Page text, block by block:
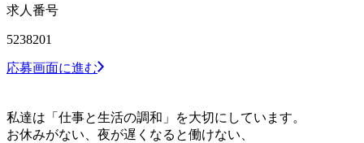
求人番号
5238201
応募画面に進む
私達は「仕事と生活の調和」を大切にしています。
お休みがない、夜が遅くなると働けない、